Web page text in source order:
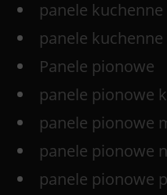
panele kuchenne
panele
Panele pionowe
panele pionowe
panele pionowe
panele pionowe
panele pionowe